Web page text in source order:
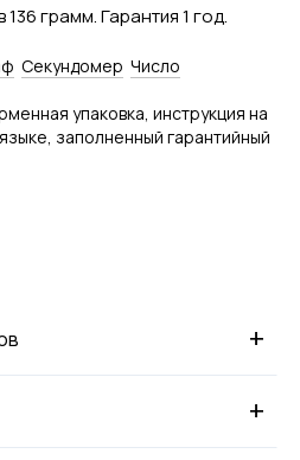
грамм. Гарантия 1 год.
Секундомер Число
упаковка, инструкция на
заполненный гарантийный
+
+